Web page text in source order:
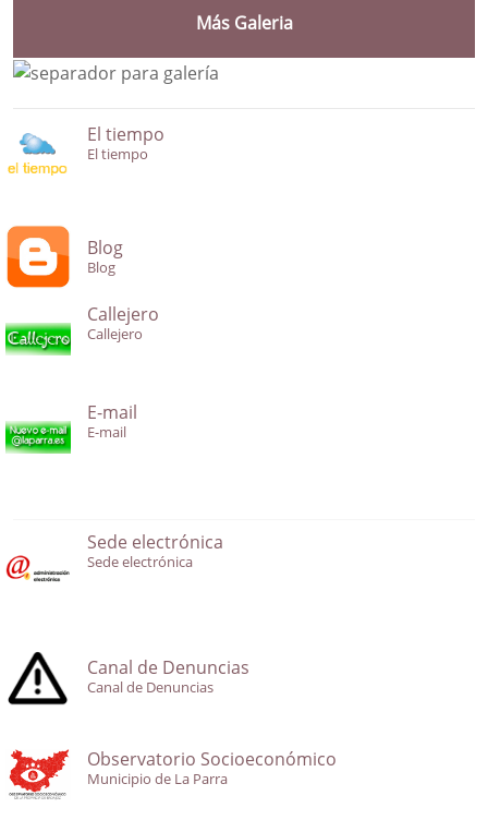
Más Galeria
El tiempo
El tiempo
Blog
Blog
Callejero
Callejero
E-mail
E-mail
Sede electrónica
Sede electrónica
Canal de Denuncias
Canal de Denuncias
Observatorio Socioeconómico
Municipio de La Parra